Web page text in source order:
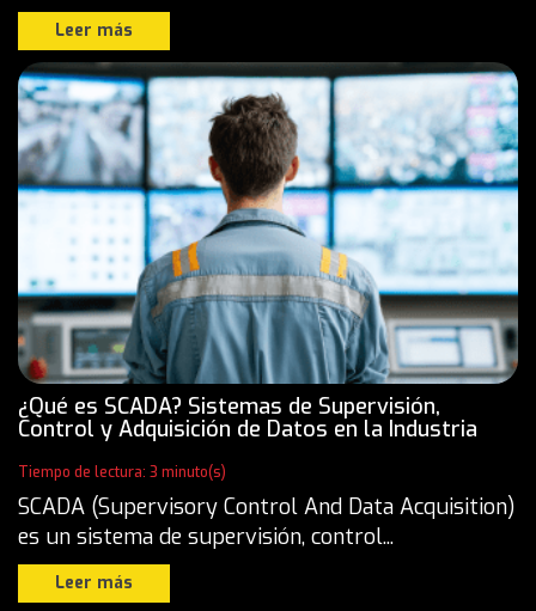
Leer más
¿Qué es SCADA? Sistemas de Supervisión,
Control y Adquisición de Datos en la Industria
Tiempo de lectura: 3 minuto(s)
SCADA (Supervisory Control And Data Acquisition)
es un sistema de supervisión, control...
Leer más